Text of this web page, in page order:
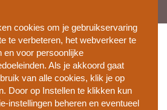
cookies om je gebruikservaring
te verbeteren, het webverkeer te
en voor persoonlijke
Als je akkoord gaat
van alle cookies, klik je op
Door op Instellen te klikken kun
instellingen beheren en eventueel